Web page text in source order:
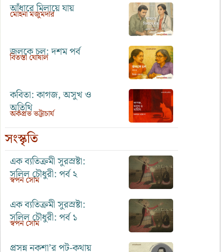
আঁধারে মিলায়ে যায়
মোহনা মজুমদার
জলকে চল: দশম পর্ব
বিতস্তা ঘোষাল
কবিতা: কাগজ, অসুখ ও
অতিথি
অর্কপ্রভ ভট্টাচার্য
সংস্কৃতি
এক ব্যতিক্রমী সুরস্রষ্টা:
সলিল চৌধুরী: পর্ব ২
স্বপন সোম
এক ব্যতিক্রমী সুরস্রষ্টা:
সলিল চৌধুরী: পর্ব ১
স্বপন সোম
প্রসন্ন নকশা’র পট-কথায়